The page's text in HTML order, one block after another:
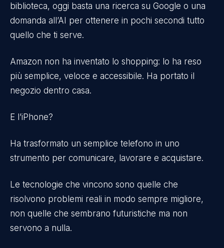
biblioteca, oggi basta una ricerca su Google o una
domanda all’AI per ottenere in pochi secondi tutto
quello che ti serve.
Amazon non ha inventato lo shopping: lo ha reso
più semplice, veloce e accessibile. Ha portato il
negozio dentro casa.
E l’iPhone?
Ha trasformato un semplice telefono in uno
strumento per comunicare, lavorare e acquistare.
Le tecnologie che vincono sono quelle che
risolvono problemi reali in modo sempre migliore,
non quelle che sembrano futuristiche ma non
servono a nulla.